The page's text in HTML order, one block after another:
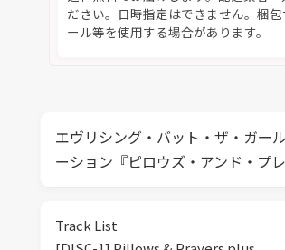
ださい。日時指定はできません。梱
ール等を使用する場合があります。
エヴリシング・バット・ザ・ガー
ーション『ピロウズ・アンド・プ
Track List